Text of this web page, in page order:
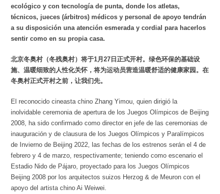
ecológico y con tecnología de punta, donde los atletas,
técnicos, jueces (árbitros) médicos y personal de apoyo tendrán
a su disposición una atención esmerada y cordial para hacerlos
sentir como en su propia casa.
北京冬奥村（冬残奥村）将于1月27日正式开村。绿色环保的基础设
施、温暖细致的人性化关怀，将为运动员营造温暖舒适的健康家园。在
冬奥村正式开村之前，让我们先。
El reconocido cineasta chino Zhang Yimou, quien dirigió la
inolvidable ceremonia de apertura de los Juegos Olímpicos de Beijing
2008, ha sido confirmado como director en jefe de las ceremonias de
inauguración y de clausura de los Juegos Olímpicos y Paralímpicos
de Invierno de Beijing 2022, las fechas de los estrenos serán el 4 de
febrero y 4 de marzo, respectivamente; teniendo como escenario el
Estadio Nido de Pájaro, proyectado para los Juegos Olímpicos
Beijing 2008 por los arquitectos suizos Herzog & de Meuron con el
apoyo del artista chino Ai Weiwei.